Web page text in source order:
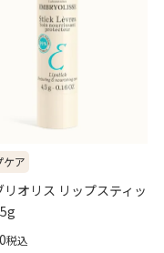
ケア
リオリス リップスティッ
税込